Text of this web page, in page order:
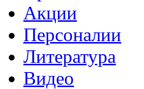
Акции
Персоналии
Литература
Видео